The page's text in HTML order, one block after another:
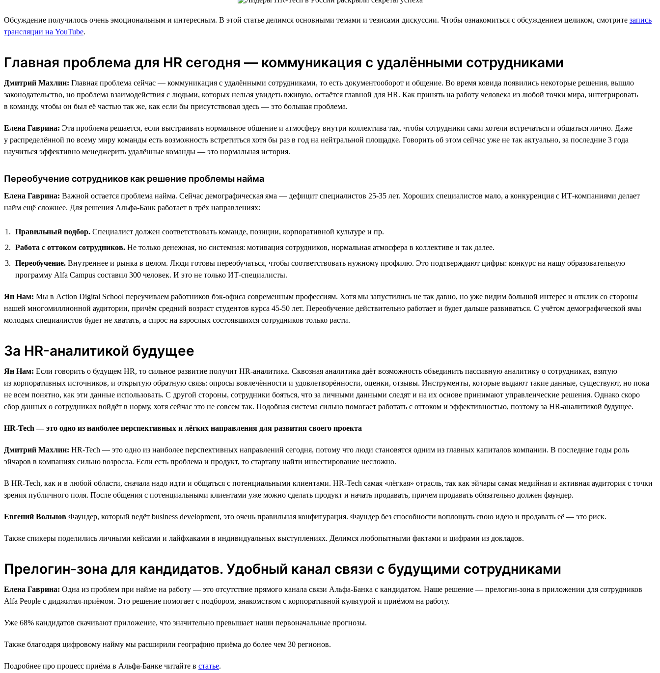
Обсуждение получилось очень эмоциональным и интересным. В этой статье делимся основными темами и тезисами дискуссии. Чтобы ознакомиться с обсуждением целиком, смотрите запись
трансляции на YouTube.
Главная проблема для HR сегодня — коммуникация с удалёнными сотрудниками
Дмитрий Махлин: Главная проблема сейчас — коммуникация с удалёнными сотрудниками, то есть документооборот и общение. Во время ковида появились некоторые решения, вышло
законодательство, но проблема взаимодействия с людьми, которых нельзя увидеть вживую, остаётся главной для HR. Как принять на работу человека из любой точки мира, интегрировать
в команду, чтобы он был её частью так же, как если бы присутствовал здесь — это большая проблема.
Елена Гаврина: Эта проблема решается, если выстраивать нормальное общение и атмосферу внутри коллектива так, чтобы сотрудники сами хотели встречаться и общаться лично. Даже
у распределённой по всему миру команды есть возможность встретиться хотя бы раз в год на нейтральной площадке. Говорить об этом сейчас уже не так актуально, за последние 3 года
научиться эффективно менеджерить удалённые команды — это нормальная история.
Переобучение сотрудников как решение проблемы найма
Елена Гаврина: Важной остается проблема найма. Сейчас демографическая яма — дефицит специалистов 25-35 лет. Хороших специалистов мало, а конкуренция с ИТ-компаниями делает
найм ещё сложнее. Для решения Альфа-Банк работает в трёх направлениях:
Правильный подбор. Специалист должен соответствовать команде, позиции, корпоративной культуре и пр.
Работа с оттоком сотрудников. Не только денежная, но системная: мотивация сотрудников, нормальная атмосфера в коллективе и так далее.
Переобучение. Внутреннее и рынка в целом. Люди готовы переобучаться, чтобы соответствовать нужному профилю. Это подтверждают цифры: конкурс на нашу образовательную
программу Alfa Campus составил 300 человек. И это не только ИТ-специалисты.
Ян Нам: Мы в Action Digital School переучиваем работников бэк-офиса современным профессиям. Хотя мы запустились не так давно, но уже видим большой интерес и отклик со стороны
нашей многомиллионной аудитории, причём средний возраст студентов курса 45-50 лет. Переобучение действительно работает и будет дальше развиваться. С учётом демографической ямы
молодых специалистов будет не хватать, а спрос на взрослых состоявшихся сотрудников только расти.
За HR-аналитикой будущее
Ян Нам: Если говорить о будущем HR, то сильное развитие получит HR-аналитика. Сквозная аналитика даёт возможность объединить пассивную аналитику о сотрудниках, взятую
из корпоративных источников, и открытую обратную связь: опросы вовлечённости и удовлетворённости, оценки, отзывы. Инструменты, которые выдают такие данные, существуют, но пока
не всем понятно, как эти данные использовать. С другой стороны, сотрудники бояться, что за личными данными следят и на их основе принимают управленческие решения. Однако скоро
сбор данных о сотрудниках войдёт в норму, хотя сейчас это не совсем так. Подобная система сильно помогает работать с оттоком и эффективностью, поэтому за HR-аналитикой будущее.
HR-Tech — это одно из наиболее перспективных и лёгких направления для развития своего проекта
Дмитрий Махлин: HR-Tech — это одно из наиболее перспективных направлений сегодня, потому что люди становятся одним из главных капиталов компании. В последние годы роль
эйчаров в компаниях сильно возросла. Если есть проблема и продукт, то стартапу найти инвестирование несложно.
В HR-Tech, как и в любой области, сначала надо идти и общаться с потенциальными клиентами. HR-Tech самая «лёгкая» отрасль, так как эйчары самая медийная и активная аудитория с точки
зрения публичного поля. После общения с потенциальными клиентами уже можно сделать продукт и начать продавать, причем продавать обязательно должен фаундер.
Евгений Вольнов Фаундер, который ведёт business development, это очень правильная конфигурация. Фаундер без способности воплощать свою идею и продавать её — это риск.
Также спикеры поделились личными кейсами и лайфхаками в индивидуальных выступлениях. Делимся любопытными фактами и цифрами из докладов.
Прелогин-зона для кандидатов. Удобный канал связи с будущими сотрудниками
Елена Гаврина: Одна из проблем при найме на работу — это отсутствие прямого канала связи Альфа-Банка с кандидатом. Наше решение — прелогин-зона в приложении для сотрудников
Alfa People с диджитал-приёмом. Это решение помогает с подбором, знакомством с корпоративной культурой и приёмом на работу.
Уже 68% кандидатов скачивают приложение, что значительно превышает наши первоначальные прогнозы.
Также благодаря цифровому найму мы расширили географию приёма до более чем 30 регионов.
Подробнее про процесс приёма в Альфа-Банке читайте в статье.